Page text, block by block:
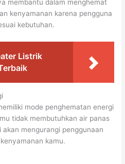
membantu dalam menghemat
kenyamanan karena pengguna
kebutuhan.
Listrik
mode penghematan energi
tidak membutuhkan air panas
mengurangi penggunaan
kamu.